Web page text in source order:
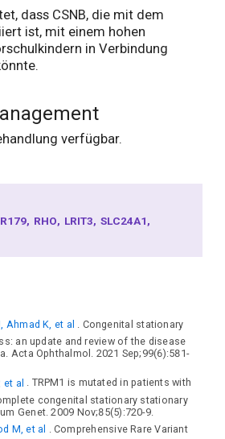
dass CSNB, die mit dem
ist, mit einem hohen
in Verbindung
verfügbar.
RHO LRIT3 SLC24A1
Ahmad K, et al . Congenital stationary
an update and review of the disease
Acta Ophthalmol. 2021 Sep;99(6):581-
et al . TRPM1 is mutated in patients with
congenital stationary stationary
Genet. 2009 Nov;85(5):720-9.
M, et al . Comprehensive Rare Variant